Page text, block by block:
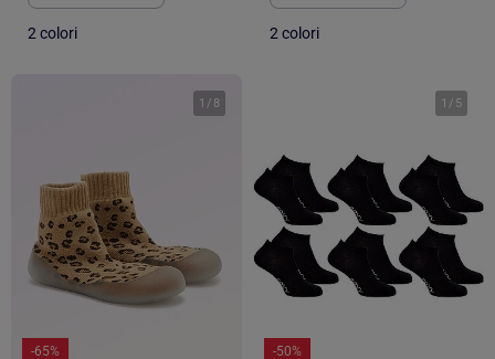
2 colori 2 colori
1 / 8
-65%
1 / 5
-50%